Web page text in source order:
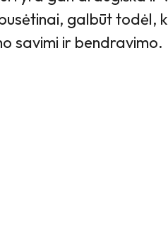
galbūt todėl,
savimi ir bendravimo.